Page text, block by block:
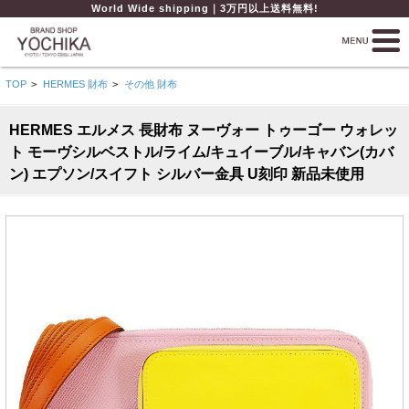
World Wide shipping｜3万円以上送料無料!
TOP > HERMES 財布 > その他 財布
HERMES エルメス 長財布 ヌーヴォー トゥーゴー ウォレッ
ト モーヴシルベストル/ライム/キュイーブル/キャバン(カバ
ン) エプソン/スイフト シルバー金具 U刻印 新品未使用